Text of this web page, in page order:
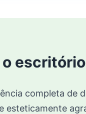
o
completa de
esteticamente